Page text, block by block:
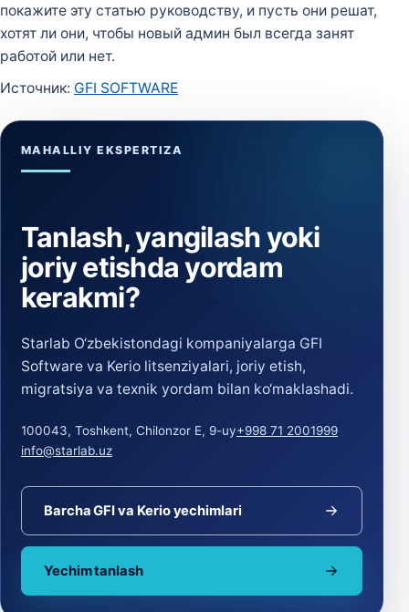
покажите эту статью руководству, и пусть они решат,
хотят ли они, чтобы новый админ был всегда занят
работой или нет.
Источник: GFI SOFTWARE
MAHALLIY EKSPERTIZA
Tanlash, yangilash yoki
joriy etishda yordam
kerakmi?
Starlab O‘zbekistondagi kompaniyalarga GFI
Software va Kerio litsenziyalari, joriy etish,
migratsiya va texnik yordam bilan ko‘maklashadi.
100043, Toshkent, Chilonzor E, 9-uy+998 71 2001999
info@starlab.uz
Barcha GFI va Kerio yechimlari
Yechim tanlash